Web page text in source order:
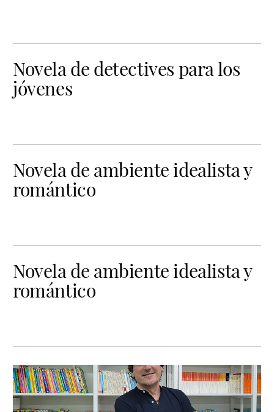
Novela de detectives para los
jóvenes
Novela de ambiente idealista y
romántico
Novela de ambiente idealista y
romántico